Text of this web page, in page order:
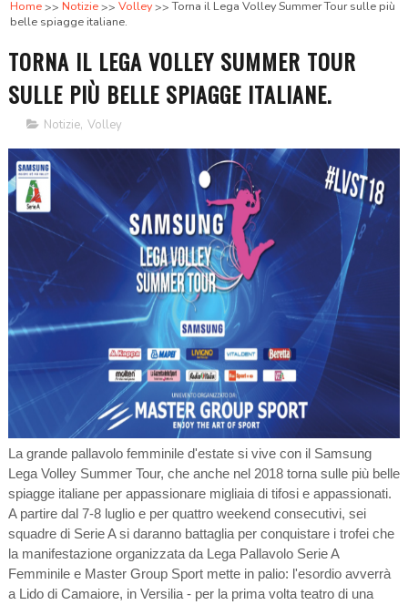
Home Notizie Volley
Torna il Lega Volley Summer Tour sulle più
belle spiagge italiane.
TORNA IL LEGA VOLLEY SUMMER TOUR
SULLE PIÙ BELLE SPIAGGE ITALIANE.
Notizie, Volley
La grande pallavolo femminile d'estate si vive con il Samsung
Lega Volley Summer Tour, che anche nel 2018 torna sulle più belle
spiagge italiane per appassionare migliaia di tifosi e appassionati.
A partire dal 7-8 luglio e per quattro weekend consecutivi, sei
squadre di Serie A si daranno battaglia per conquistare i trofei che
la manifestazione organizzata da Lega Pallavolo Serie A
Femminile e Master Group Sport mette in palio: l'esordio avverrà
a Lido di Camaiore, in Versilia - per la prima volta teatro di una